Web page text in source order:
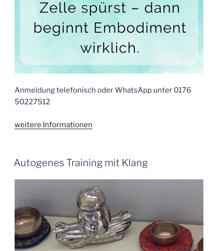
Anmeldung telefonisch oder WhatsApp unter 0176
50227512
weitere Informationen
Autogenes Training mit Klang